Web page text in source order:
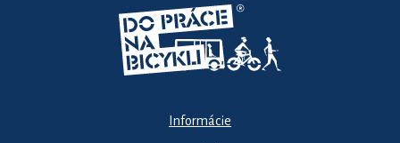
Informácie